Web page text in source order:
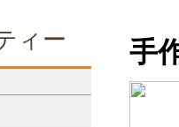
12月31日~1月2の期間をお
ィー 手